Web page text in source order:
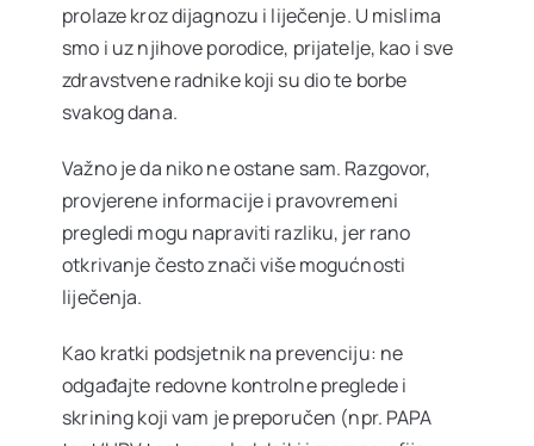
Ostale usluge
VIP Club NOVO
Oglas za posao
O nama
prolaze kroz dijagnozu i liječenje. U mislima
smo i uz njihove porodice, prijatelje, kao i sve
zdravstvene radnike koji su dio te borbe
svakog dana.
Važno je da niko ne ostane sam. Razgovor,
provjerene informacije i pravovremeni
pregledi mogu napraviti razliku, jer rano
otkrivanje često znači više mogućnosti
liječenja.
Kao kratki podsjetnik na prevenciju: ne
odgađajte redovne kontrolne preglede i
skrining koji vam je preporučen (npr. PAPA